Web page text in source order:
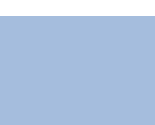
teatrales para